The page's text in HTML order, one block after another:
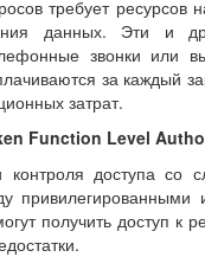
требует
данных. Эти и
звонки или
за каждый
затрат.
Function Level
контроля доступа со
получить доступ к